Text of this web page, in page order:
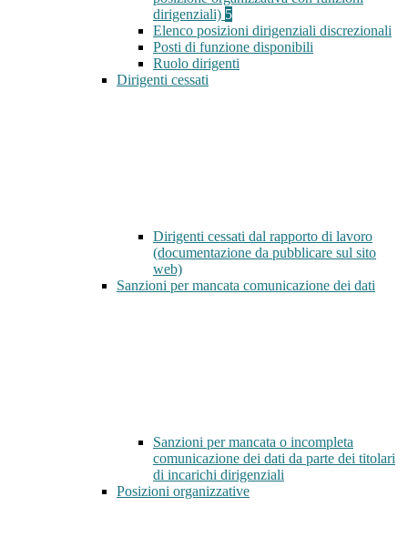
dirigenziali) 5
Elenco posizioni dirigenziali discrezionali
Posti di funzione disponibili
Ruolo dirigenti
Dirigenti cessati
Dirigenti cessati dal rapporto di lavoro
(documentazione da pubblicare sul sito
web)
Sanzioni per mancata comunicazione dei dati
Sanzioni per mancata o incompleta
comunicazione dei dati da parte dei titolari
di incarichi dirigenziali
Posizioni organizzative